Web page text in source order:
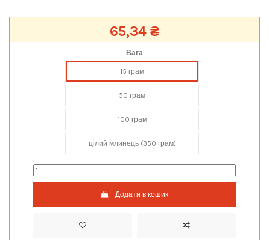
65,34 ₴
Вага
15 грам
50 грам
100 грам
цілий млинець (350 грам)
Додати в кошик